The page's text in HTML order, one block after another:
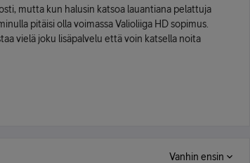
mutta kun halusin katsoa lauantiana pelattuja
pitäisi olla voimassa Valioliiga HD sopimus.
vielä joku lisäpalvelu että voin katsella noita
Vanhin ensin